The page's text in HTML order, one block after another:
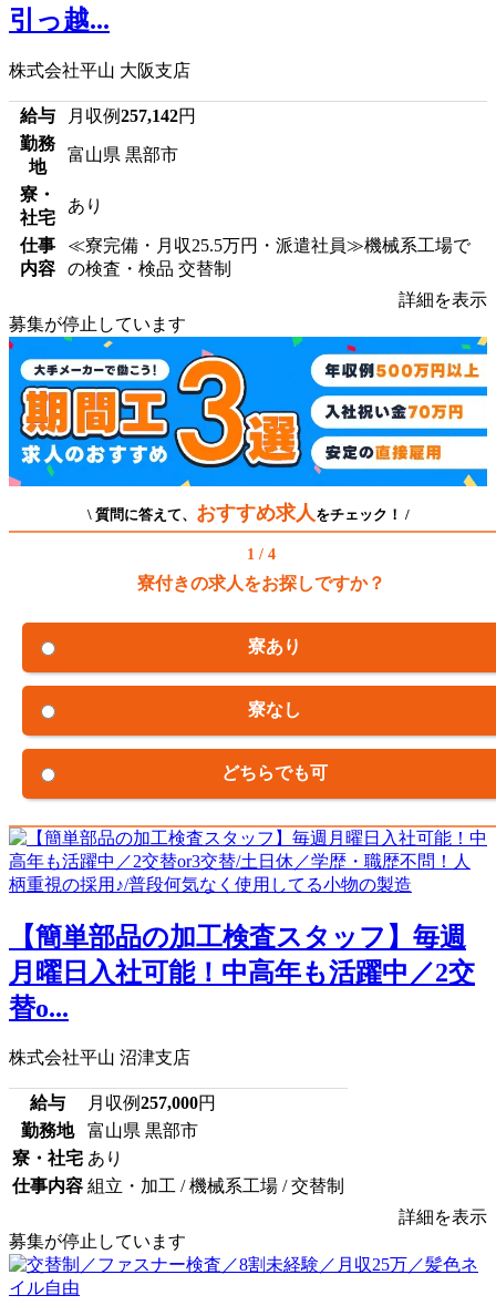
引っ越...
株式会社平山 大阪支店
給与 月収例257,142円
勤務
地
富山県 黒部市
寮・
社宅
あり
仕事
内容
≪寮完備・月収25.5万円・派遣社員≫機械系工場で
の検査・検品 交替制
詳細を表示
募集が停止しています
\ 質問に答えて、 おすすめ求人 をチェック！ /
1 / 4
寮付きの求人をお探しですか？
寮あり
寮なし
どちらでも可
【簡単部品の加工検査スタッフ】毎週
月曜日入社可能！中高年も活躍中／2交
替o...
株式会社平山 沼津支店
給与 月収例257,000円
勤務地
富山県 黒部市
寮・社宅 あり
仕事内容 組立・加工 / 機械系工場 / 交替制
詳細を表示
募集が停止しています